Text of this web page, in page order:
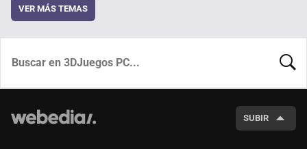
VER MÁS TEMAS
SUBIR